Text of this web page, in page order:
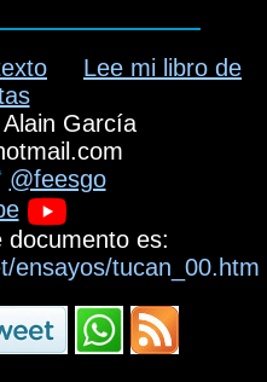
Lee mi libro de
Alain García
@feesgo
documento es:
ensayos/tucan_00.htm